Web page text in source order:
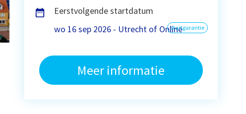
Eerstvolgende startdatum
wo 16 sep 2026 - Utrecht of Onlinestartgarantie
Meer informatie